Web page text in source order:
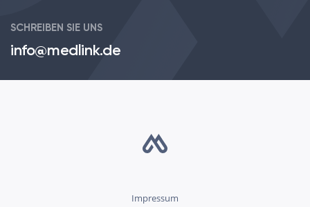
SCHREIBEN SIE UNS
info@medlink.de
Impressum